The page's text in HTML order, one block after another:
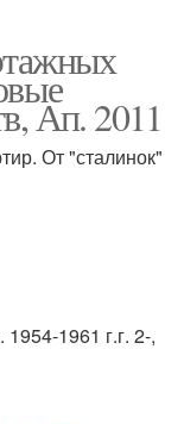
Ап. 2011
От "сталинок"
1961 г.г. 2-,